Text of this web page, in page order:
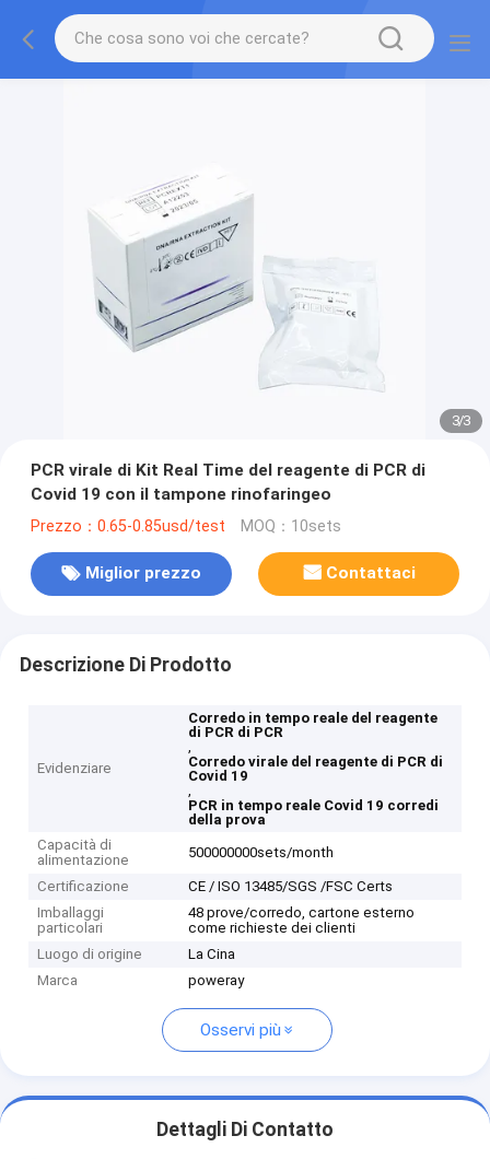
3/3
PCR virale di Kit Real Time del reagente di PCR di
Covid 19 con il tampone rinofaringeo
Prezzo：0.65-0.85usd/test MOQ：10sets
Miglior prezzo Contattaci
Descrizione Di Prodotto
Evidenziare
Corredo in tempo reale del reagente
di PCR di PCR
,
Corredo virale del reagente di PCR di
Covid 19
,
PCR in tempo reale Covid 19 corredi
della prova
Capacità di
alimentazione
500000000sets/month
Certificazione
CE / ISO 13485/SGS /FSC Certs
Imballaggi
particolari
48 prove/corredo, cartone esterno
come richieste dei clienti
Luogo di origine
La Cina
Marca
poweray
Osservi più
Dettagli Di Contatto